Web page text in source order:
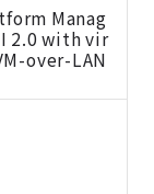
Manag
2.0 with vir
over-LAN